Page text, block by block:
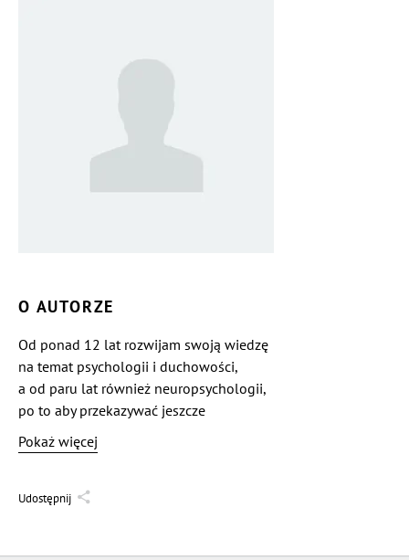
O AUTORZE
Od ponad 12 lat rozwijam swoją wiedzę
na temat psychologii i duchowości,
a od paru lat również neuropsychologii,
po to aby przekazywać jeszcze
skuteczniejsze narzędzia do radzenia
sobie ze stresem. Sam wiele lat
od stresu, takimi jak nerwica lękowa
Pokaż więcej
Udostępnij